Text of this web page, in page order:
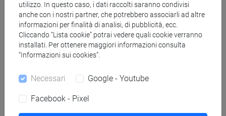
Corsi di studio e percorsi
[LT10] LINGUE, CIVILTÀ E SCIENZE DEL
LINGUAGGIO - Laurea
utilizzo. In questo caso, i dati raccolti saranno condivisi
anche con i nostri partner, che potrebbero associarli ad altre
informazioni per finalità di analisi, di pubblicità, ecc.
Cliccando “Lista cookie” potrai vedere quali cookie verranno
installati. Per ottenere maggiori informazioni consulta
“Informazioni sui cookies”.
Necessari Google - Youtube
Facebook - Pixel